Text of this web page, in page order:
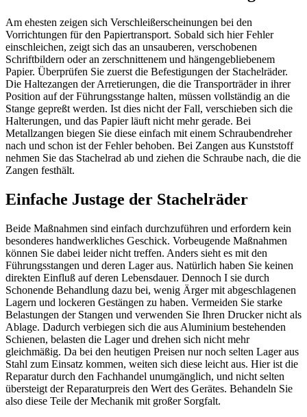
Am ehesten zeigen sich Verschleißerscheinungen bei den
Vorrichtungen für den Papiertransport. Sobald sich hier Fehler
einschleichen, zeigt sich das an unsauberen, verschobenen
Schriftbildern oder an zerschnittenem und hängengebliebenem
Papier. Überprüfen Sie zuerst die Befestigungen der Stachelräder.
Die Haltezangen der Arretierungen, die die Transporträder in ihrer
Position auf der Führungsstange halten, müssen vollständig an die
Stange gepreßt werden. Ist dies nicht der Fall, verschieben sich die
Halterungen, und das Papier läuft nicht mehr gerade. Bei
Metallzangen biegen Sie diese einfach mit einem Schraubendreher
nach und schon ist der Fehler behoben. Bei Zangen aus Kunststoff
nehmen Sie das Stachelrad ab und ziehen die Schraube nach, die die
Zangen festhält.
Einfache Justage der Stachelräder
Beide Maßnahmen sind einfach durchzuführen und erfordern kein
besonderes handwerkliches Geschick. Vorbeugende Maßnahmen
können Sie dabei leider nicht treffen. Anders sieht es mit den
Führungsstangen und deren Lager aus. Natürlich haben Sie keinen
direkten Einfluß auf deren Lebensdauer. Dennoch I sie durch
Schonende Behandlung dazu bei, wenig Ärger mit abgeschlagenen
Lagern und lockeren Gestängen zu haben. Vermeiden Sie starke
Belastungen der Stangen und verwenden Sie Ihren Drucker nicht als
Ablage. Dadurch verbiegen sich die aus Aluminium bestehenden
Schienen, belasten die Lager und drehen sich nicht mehr
gleichmäßig. Da bei den heutigen Preisen nur noch selten Lager aus
Stahl zum Einsatz kommen, weiten sich diese leicht aus. Hier ist die
Reparatur durch den Fachhandel unumgänglich, und nicht selten
übersteigt der Reparaturpreis den Wert des Gerätes. Behandeln Sie
also diese Teile der Mechanik mit großer Sorgfalt.